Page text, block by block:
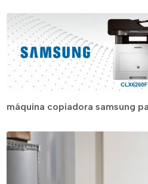
máquina copiadora samsung